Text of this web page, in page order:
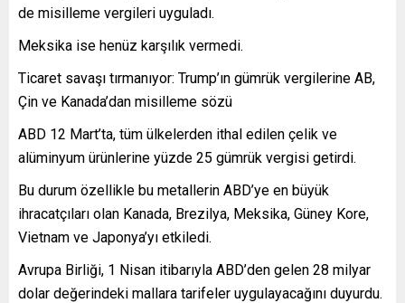
de misilleme vergileri uyguladı.
Meksika ise henüz karşılık vermedi.
Ticaret savaşı tırmanıyor: Trump’ın gümrük vergilerine AB,
Çin ve Kanada’dan misilleme sözü
ABD 12 Mart’ta, tüm ülkelerden ithal edilen çelik ve
alüminyum ürünlerine yüzde 25 gümrük vergisi getirdi.
Bu durum özellikle bu metallerin ABD’ye en büyük
ihracatçıları olan Kanada, Brezilya, Meksika, Güney Kore,
Vietnam ve Japonya’yı etkiledi.
Avrupa Birliği, 1 Nisan itibarıyla ABD’den gelen 28 milyar
dolar değerindeki mallara tarifeler uygulayacağını duyurdu.